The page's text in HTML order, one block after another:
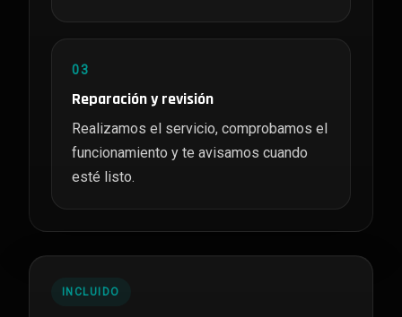
03
Reparación y revisión
Realizamos el servicio, comprobamos el
funcionamiento y te avisamos cuando
esté listo.
INCLUIDO